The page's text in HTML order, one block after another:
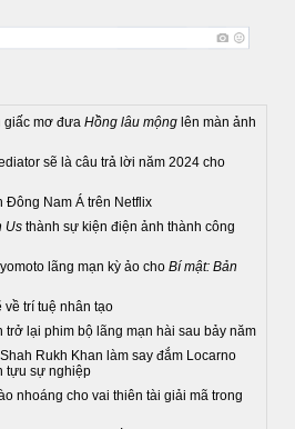
giấc mơ đưa Hồng lâu mộng lên màn ảnh
sẽ là câu trả lời năm 2024 cho
Đông Nam Á trên Netflix
Us thành sự kiện điện ảnh thành công
lãng mạn kỳ ảo cho Bí mật: Bản
về trí tuệ nhân tạo
trở lại phim bộ lãng mạn hài sau bảy năm
Rukh Khan làm say đắm Locarno
tựu sự nghiệp
nhoáng cho vai thiên tài giải mã trong